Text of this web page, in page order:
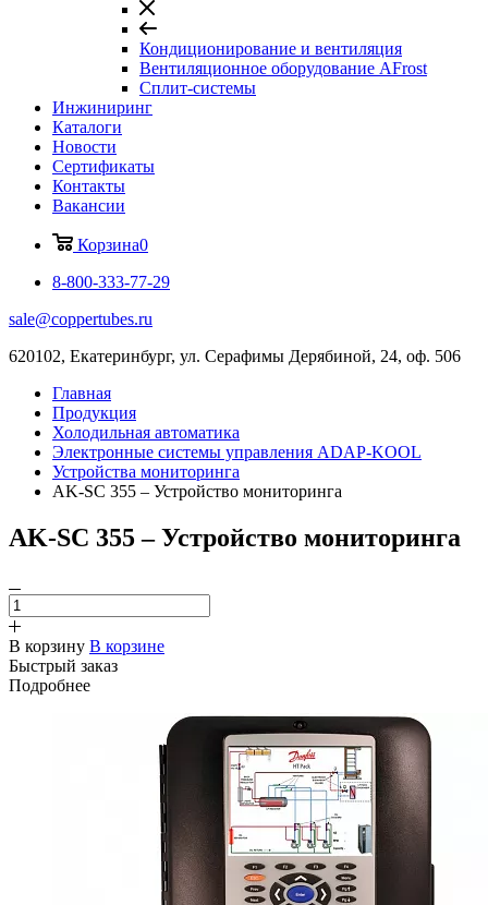
Кондиционирование и вентиляция
Вентиляционное оборудование AFrost
Сплит-системы
Инжиниринг
Каталоги
Новости
Сертификаты
Контакты
Вакансии
Корзина0
8-800-333-77-29
sale@coppertubes.ru
620102, Екатеринбург, ул. Серафимы Дерябиной, 24, оф. 506
Главная
Продукция
Холодильная автоматика
Электронные системы управления ADAP-KOOL
Устройства мониторинга
AK-SC 355 – Устройство мониторинга
AK-SC 355 – Устройство мониторинга
В корзину В корзине
Быстрый заказ
Подробнее